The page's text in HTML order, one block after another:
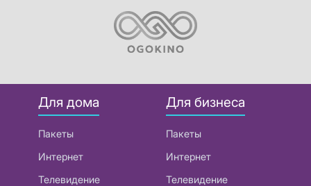
Для дома
Пакеты
Интернет
Телевидение
Для бизнеса
Пакеты
Интернет
Телевидение